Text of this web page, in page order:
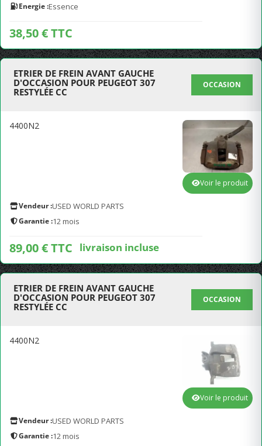
Energie :Essence
38,50 € TTC
ETRIER DE FREIN AVANT GAUCHE
D'OCCASION POUR PEUGEOT 307
RESTYLÉE CC
OCCASION
4400N2
Vendeur :USED WORLD PARTS
Garantie :12 mois
89,00 € TTC livraison incluse
Voir le produit
ETRIER DE FREIN AVANT GAUCHE
D'OCCASION POUR PEUGEOT 307
RESTYLÉE CC
OCCASION
4400N2
Vendeur :USED WORLD PARTS
Garantie :12 mois
Voir le produit